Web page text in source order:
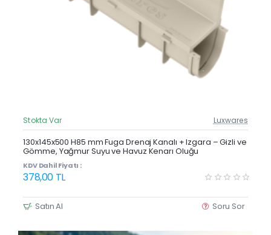
Güncel Fiyat
Yeni Ürün
Stokta Var Luxwares
130x145x500 H85 mm Fuga Drenaj Kanalı + Izgara – Gizli ve
Gömme, Yağmur Suyu ve Havuz Kenarı Oluğu
KDV Dahil Fiyatı :
378,00 TL
Satın Al Soru Sor